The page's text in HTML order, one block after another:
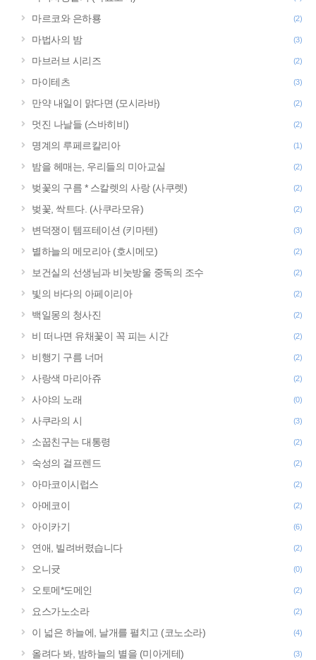
마르코와 은하룡 (2)
마법사의 밤 (3)
마브러브 시리즈 (2)
마이테츠 (3)
만약 내일이 맑다면 (모시라바) (2)
멋진 나날들 (스바히비) (2)
명계의 루페르칼리아 (1)
밤을 헤매는, 우리들의 미아교실 (2)
벚꽃의 구름 * 스칼렛의 사랑 (사쿠렛) (2)
벚꽃, 싹트다. (사쿠라모유) (2)
변덕쟁이 템프테이션 (키마텐) (3)
별하늘의 메모리아 (호시메모) (2)
보건실의 선생님과 비눗방울 중독의 조수 (2)
빛의 바다의 아페이리아 (2)
백일몽의 청사진 (2)
비 떠나면 유채꽃이 꼭 피는 시간 (2)
비행기 구름 너머 (2)
사랑색 마리아쥬 (2)
사야의 노래 (0)
사쿠라의 시 (3)
소꿉친구는 대통령 (2)
숙성의 걸프렌드 (2)
아마코이시럽스 (2)
아메코이 (2)
아이카기 (6)
연애, 빌려버렸습니다 (2)
오니귯 (0)
오토메*도메인 (2)
요스가노소라 (2)
이 넓은 하늘에, 날개를 펼치고 (코노소라) (4)
올려다 봐, 밤하늘의 별을 (미아게테) (3)